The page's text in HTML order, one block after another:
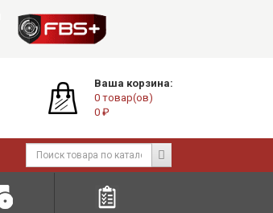
Ваша корзина:
0 товар(ов)
0 ₽